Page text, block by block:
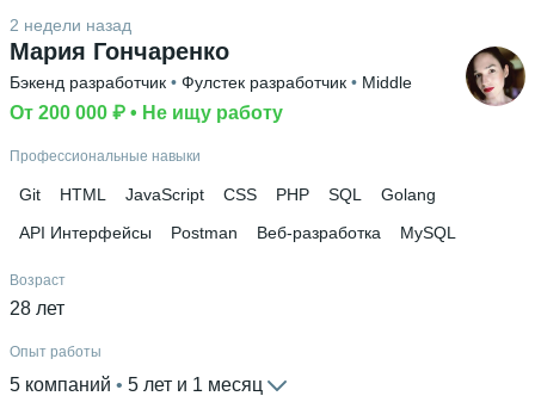
Мария Гончаренко
2 недели назад
Бэкенд разработчик • Фулстек разработчик • Middle
От 200 000 ₽ • Не ищу работу
Профессиональные навыки
Git HTML JavaScript CSS PHP SQL
Golang
API Интерфейсы
Postman Веб-разработка MySQL
Возраст
28 лет
Опыт работы
5 компаний 5 лет и 1 месяц